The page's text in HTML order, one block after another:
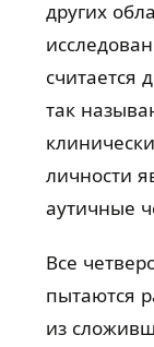
других
считается
так
личности
аутичные
Все
пытаются
из